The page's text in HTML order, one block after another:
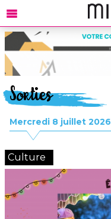
Sorties
Mercredi 8 juillet 2026
Culture